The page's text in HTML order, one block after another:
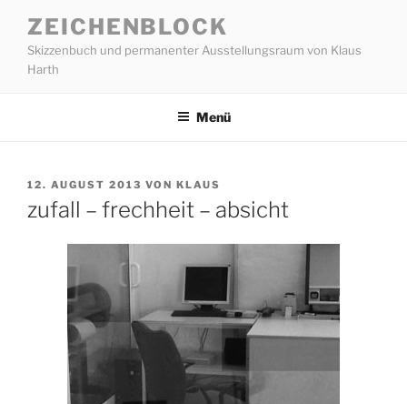
Inhalt
springen
ZEICHENBLOCK
Skizzenbuch und permanenter Ausstellungsraum von Klaus
Harth
Menü
VERÖFFENTLICHT
12. AUGUST 2013 VON KLAUS
zufall – frechheit – absicht